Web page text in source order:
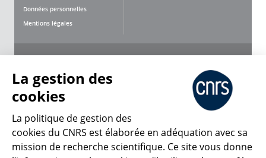
Données personnelles
Mentions légales
CNRS Le Mag
La gestion des
cookies
La politique de gestion des
cookies du CNRS est élaborée en adéquation avec sa
mission de recherche scientifique. Ce site vous donne